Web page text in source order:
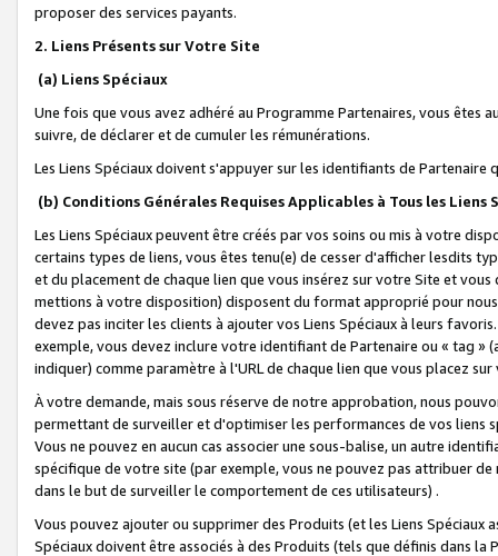
proposer des services payants.
2. Liens Présents sur Votre Site
(a) Liens Spéciaux
Une fois que vous avez adhéré au Programme Partenaires, vous êtes
suivre, de déclarer et de cumuler les rémunérations.
Les Liens Spéciaux doivent s'appuyer sur les identifiants de Partenaire
(b) Conditions Générales Requises Applicables à Tous les Liens
Les Liens Spéciaux peuvent être créés par vos soins ou mis à votre
certains types de liens, vous êtes tenu(e) de cesser d'afficher lesdits
et du placement de chaque lien que vous insérez sur votre Site et
mettions à votre disposition) disposent du format approprié pour
devez pas inciter les clients à ajouter vos Liens Spéciaux à leurs
exemple, vous devez inclure votre identifiant de Partenaire ou « tag
indiquer) comme paramètre à l'URL de chaque lien que vous placez
À votre demande, mais sous réserve de notre approbation, nous
permettant de surveiller et d'optimiser les performances de vos liens
Vous ne pouvez en aucun cas associer une sous-balise, un autre
spécifique de votre site (par exemple, vous ne pouvez pas attribuer
dans le but de surveiller le comportement de ces utilisateurs) .
Vous pouvez ajouter ou supprimer des Produits (et les Liens
Spéciaux doivent être associés à des Produits (tels que définis dans